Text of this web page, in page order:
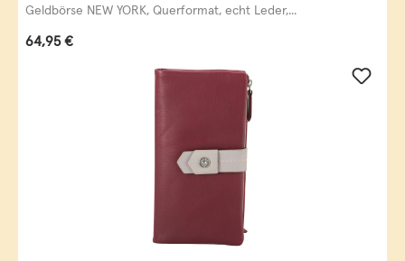
Geldbörse NEW YORK, Querformat, echt Leder,...
Regulärer Preis:
64,95 €